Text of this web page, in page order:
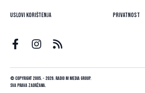
Uslovi korištenja Privatnost
© Copyright 2005. - 2026. Radio M Media Group.
Sva prava zadržana.